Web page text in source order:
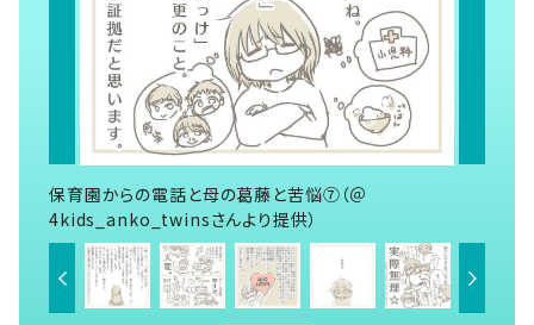
保育園からの電話と母の葛藤と苦悩⑦（＠
4kids_anko_twinsさんより提供）